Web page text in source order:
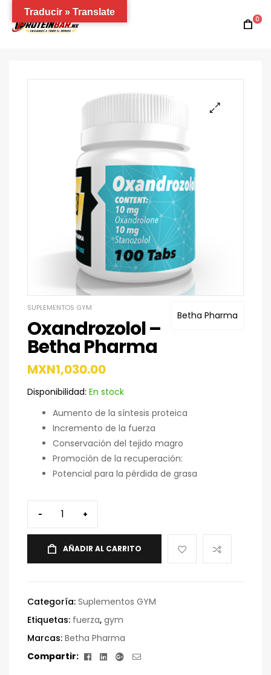
0
Betha Pharma
SUPLEMENTOS GYM
Oxandrozolol –
Betha Pharma
MXN1,030.00
Disponibilidad: En stock
Aumento de la síntesis proteica
Incremento de la fuerza
Conservación del tejido magro
Promoción de la recuperación:
Potencial para la pérdida de grasa
- +
AÑADIR AL CARRITO
Categoría: Suplementos GYM
Etiquetas: fuerza, gym
Marcas: Betha Pharma
Compartir:
Facebook
LinkedinGoogle+
Correo
Traducir » Translate